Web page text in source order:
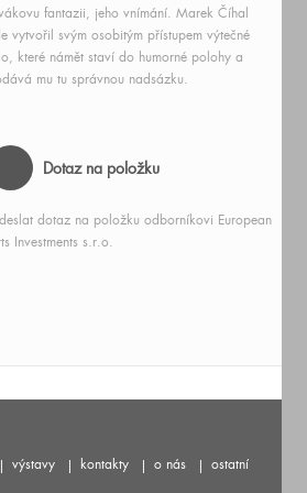
fantazii, jeho vnímání. Marek Číhal
vytvořil svým osobitým přístupem výtečné
které námět staví do humorné polohy a
mu tu správnou nadsázku.
Dotaz na položku
dotaz na položku odborníkovi European
Investments s.r.o.
výstavy kontakty o nás ostatní